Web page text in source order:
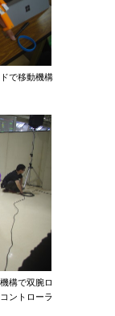
で移動機構
構で双腕ロ
ントローラ